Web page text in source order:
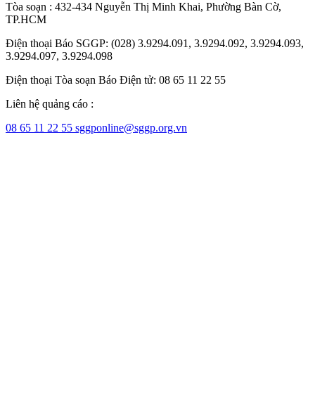
Tòa soạn : 432-434 Nguyễn Thị Minh Khai, Phường Bàn Cờ,
TP.HCM
Điện thoại Báo SGGP: (028) 3.9294.091, 3.9294.092, 3.9294.093,
3.9294.097, 3.9294.098
Điện thoại Tòa soạn Báo Điện tử: 08 65 11 22 55
Liên hệ quảng cáo :
08 65 11 22 55 sggponline@sggp.org.vn